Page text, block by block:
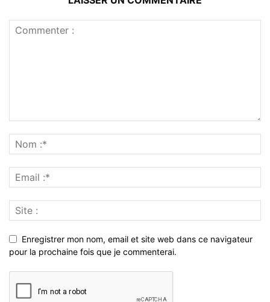
Enregistrer mon nom, email et site web dans ce navigateur
pour la prochaine fois que je commenterai.